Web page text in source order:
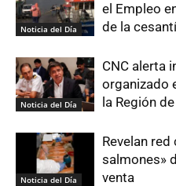
Noticia del Día
el Empleo
de la
Noticia del Día
CNC alerta
organizado
la Región
Noticia del Día
Revelan
salmones»
venta